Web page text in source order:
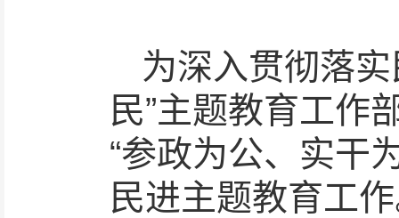
为深入贯彻落
民”主题教育工作
“参政为公、实干
民进主题教育工